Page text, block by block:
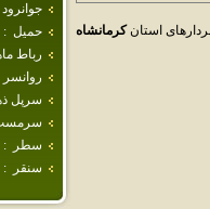
جوانرود
حميل :
رباط
روانسر
سرپل
سطر
:
سنقر
:
استانكرمانشاه